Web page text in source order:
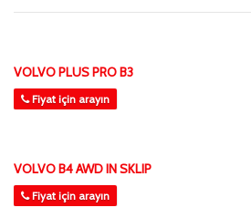
VOLVO PLUS PRO B3
Fiyat için arayın
VOLVO B4 AWD IN SKLIP
Fiyat için arayın